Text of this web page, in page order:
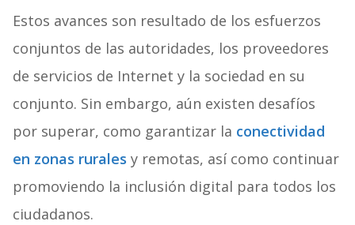
Estos avances son resultado de los esfuerzos
conjuntos de las autoridades, los proveedores
de servicios de Internet y la sociedad en su
conjunto. Sin embargo, aún existen desafíos
por superar, como garantizar la conectividad
en zonas rurales y remotas, así como continuar
promoviendo la inclusión digital para todos los
ciudadanos.